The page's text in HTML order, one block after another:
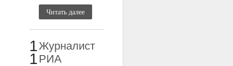
Читать далее
1
1
Журналист
РИА